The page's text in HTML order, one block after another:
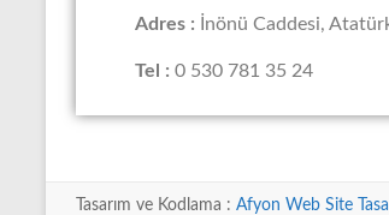
Adres : İnönü Caddesi,
Tel : 0 530 781 35 24
Tasarım ve Kodlama : Afyon Web Site